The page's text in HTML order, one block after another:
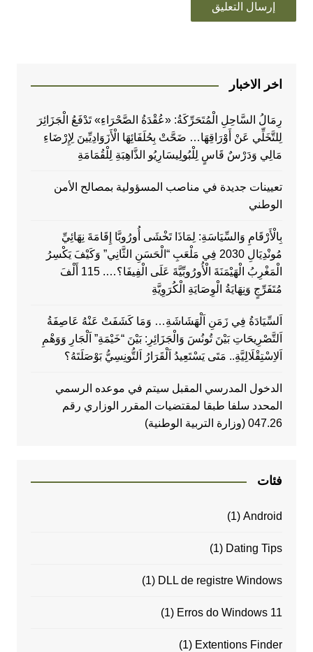
اخر الاخبار
رِمَالُ السَّاحِلِ الْمُتَحَرِّكَةُ: «عُقْدَةُ الصَّحْرَاءِ» تَدْفَعُ الْجَزَائِرَ
لِلتَّخَلِّي عَنْ أَوْرَاقِهَا… ضَحَّتْ بِحُلَفَائِهَا الْأَزَوَادِيِّينَ لِإِرْضَاءِ
مَالِي وَدَرْسٌ قَاسٍ لِلْبُولِيسَارِيُو الذَّاهِبَةِ لِلْقُمَامَةِ
تعيينات جديدة في مناصب المسؤولية بمصالح الأمن
الوطني
بِالْأَرْقَامِ وَالسِّيَاسَةِ: لِمَاذَا تَخْشَى أُورُوبَّا إِقَامَةَ نِهَائِيِّ
مُونْدِيَالِ 2030 فِي مَلْعَبِ “الْحَسَنِ الثَّانِي” وَكَيْفَ يَكْسِرُ
الْمَغْرِبُ الْهَيْمَنَةَ الْأُورُوبِّيَّةَ عَلَى الْفِيفَا؟…. 115 أَلْفَ
مُتَفَرِّجٍ وَنِهَايَةُ الْوِصَايَةِ الْكُرَوِيَّةِ
اَلسِّيَادَةُ فِي زَمَنِ اَلْهَشَاشَةِ… وَمَا كَشَفَتْ عَنْهُ عَاصِفَةُ
اَلتَّصْرِيحَاتِ بَيْنَ تُونُسَ وَالْجَزَائِرِ: بَيْنَ “خَيْمَةِ” اَلْجَارِ وَوَهْمِ
اَلاِسْتِقْلَالِيَّةِ.. مَتَى يَسْتَعِيدُ اَلْقَرَارُ اَلتُّونِسِيُّ بَوْصَلَتَهُ؟
الدخول المدرسي المقبل سیتم في موعده الرسمي
المحدد سلفا طبقا لمقتضیات المقرر الوزاري رقم
047.26 (وزارة التربية الوطنية)
فئات
Android
(1)
Dating Tips
(1)
DLL de registre Windows
(1)
Erros do Windows 11
(1)
Extentions Finder
(1)